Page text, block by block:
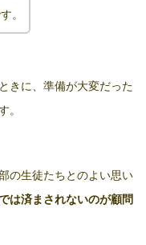
。
きに、準備が大変だった
。
の生徒たちとのよい思い
は済まされないのが顧問